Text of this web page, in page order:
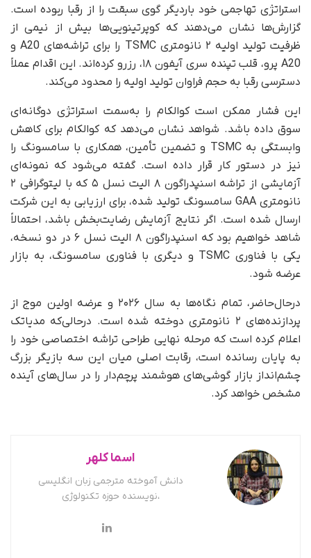
استراتژی تهاجمی خود باردیگر گوی سبقت را از رقبا ربوده است.
گزارش‌ها نشان می‌دهند که کوپرتینویی‌ها بیش از نیمی از
ظرفیت تولید اولیه ۲ نانومتری TSMC را برای تراشه‌های A20 و
A20 پرو، قلب تپنده سری آیفون ۱۸، رزرو کرده‌اند. این اقدام عملاً
دسترسی رقبا به حجم فراوان تولید اولیه را محدود می‌کند.
این فشار ممکن است کوالکام را به‌سمت استراتژی دوگانه‌ای
سوق داده باشد. شواهد نشان می‌دهد که کوالکام برای کاهش
وابستگی به TSMC و تضمین تأمین، همکاری با سامسونگ را
نیز در دستور کار قرار داده است. گفته می‌شود که نمونه‌ای
آزمایشی از تراشه اسنپدراگون ۸ الیت نسل ۵ که با لیتوگرافی ۲
نانومتری GAA سامسونگ تولید شده، برای ارزیابی به این شرکت
ارسال شده است. اگر نتایج آزمایش رضایت‌بخش باشد، احتمالاً
شاهد خواهیم بود که اسنپدراگون ۸ الیت نسل ۶ در دو نسخه،
یکی با فناوری TSMC و دیگری با فناوری سامسونگ، به بازار
عرضه شود.
در‌حال‌حاضر، تمام نگاه‌ها به سال ۲۰۲۶ و عرضه اولین موج از
پردازنده‌های ۲ نانومتری دوخته شده است. در‌حالی‌که مدیاتک
اعلام کرده است که مرحله نهایی طراحی تراشه اختصاصی خود را
به پایان رسانده است، رقابت اصلی میان این سه بازیگر بزرگ
چشم‌انداز بازار گوشی‌های هوشمند پرچم‌دار را در سال‌های آینده
مشخص خواهد کرد.
اسما کلهر
دانش آموخته مترجمی زبان انگلیسی
،نویسنده حوزه تکنولوژی